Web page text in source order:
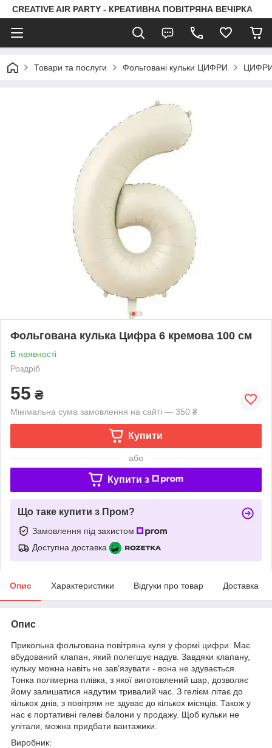
CREATIVE AIR PARTY - КРЕАТИВНА ПОВІТРЯНА ВЕЧІРКА
Товари та послуги Фольговані кульки ЦИФРИ
Фольгована кулька Цифра 6 кремова 100 см
В наявності
Роздріб
55 ₴
Мінімальна сума замовлення на сайті — 350 ₴
Купити
або
Купити з
Що таке купити з Пром?
Замовлення під захистом
Доступна доставка
Опис Характеристики Відгуки про товар Доставка
Опис
Прикольна фольгована повітряна куля у формі цифри. Має
вбудований клапан, який полегшує надув. Завдяки клапану,
кульку можна навіть не зав'язувати - вона не здувається.
Тонка полімерна плівка, з якої виготовлений шар, дозволяє
йому залишатися надутим тривалий час. З гелієм літає до
кількох днів, з повітрям не здуває до кількох місяців. Також у
нас є портативні гелеві балони у продажу. Щоб кульки не
улітали, можна придбати вантажики.
Виробник: